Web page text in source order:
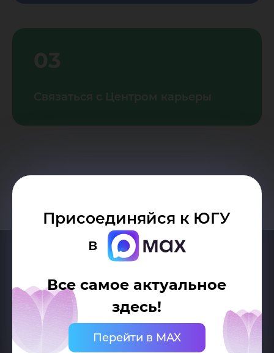
Присоединяйся к ЮГУ
в
Все самое актуальное
здесь!
Перейти в MAX
03
Связаться с Центром карьеры
Делитесь новостями об университете с хештегом #ЮГУ